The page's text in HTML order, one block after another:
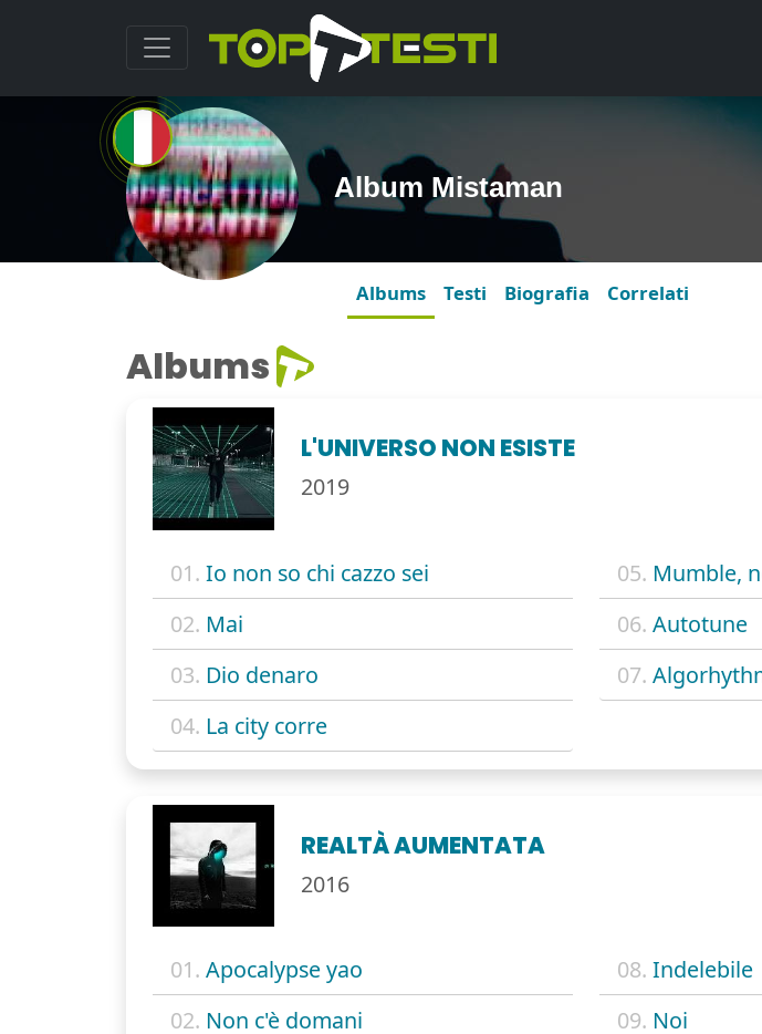
Album Mistaman
Albums Testi Biografia Correlati
Albums
L'UNIVERSO NON ESISTE
2019
01. Io non so chi cazzo sei
02. Mai
03. Dio denaro
04. La city corre
05. Mumble,
06. Autotune
07.
REALTÀ AUMENTATA
2016
01. Apocalypse yao
02. Non c'è domani
08. Indelebile
09. Noi